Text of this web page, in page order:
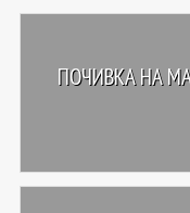
ПОЧИВКА НА